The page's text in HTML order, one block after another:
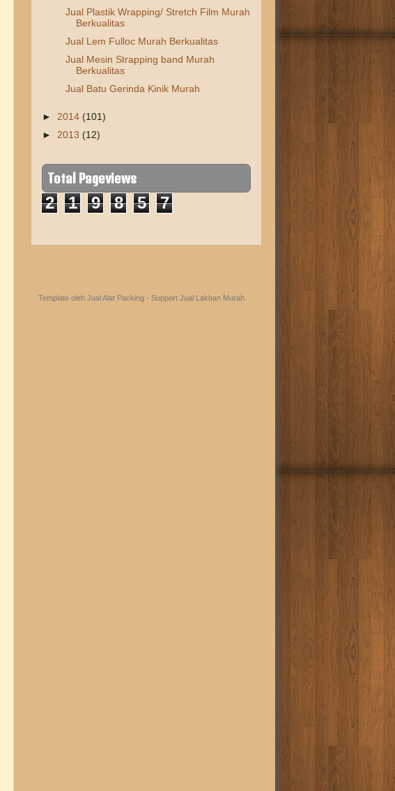
Jual Plastik Wrapping/ Stretch Film Murah
Berkualitas
Jual Lem Fulloc Murah Berkualitas
Jual Mesin Strapping band Murah
Berkualitas
Jual Batu Gerinda Kinik Murah
► 2014 (101)
► 2013 (12)
Total Pageviews
2 1 9 8 5 7
Template oleh Jual Alat Packing- Support Jual Lakban Murah